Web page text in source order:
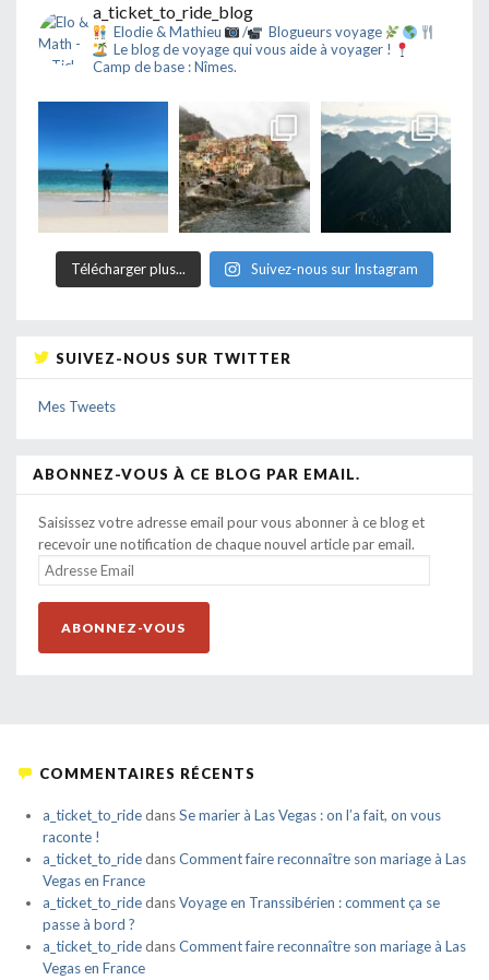
a_ticket_to_ride_blog
Elodie & Mathieu /
Blogueurs voyage
Le blog de voyage qui vous aide à voyager !
Camp de base : Nîmes.
Télécharger plus... Suivez-nous sur Instagram
SUIVEZ-NOUS SUR TWITTER
Mes Tweets
ABONNEZ-VOUS À CE BLOG PAR EMAIL.
Saisissez votre adresse email pour vous abonner à ce blog et
recevoir une notification de chaque nouvel article par email.
ADRESSE
EMAIL
ABONNEZ-VOUS
COMMENTAIRES RÉCENTS
a_ticket_to_ridedansSe marier à Las Vegas : on l’a fait, on vous
raconte !
a_ticket_to_ridedansComment faire reconnaître son mariage à Las
Vegas en France
a_ticket_to_ridedansVoyage en Transsibérien : comment ça se
passe à bord ?
a_ticket_to_ridedansComment faire reconnaître son mariage à Las
Vegas en France